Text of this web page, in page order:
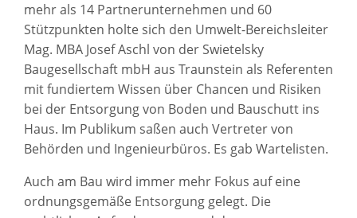
mehr als 14 Partnerunternehmen und 60
Stützpunkten holte sich den Umwelt-Bereichsleiter
Mag. MBA Josef Aschl von der Swietelsky
Baugesellschaft mbH aus Traunstein als Referenten
mit fundiertem Wissen über Chancen und Risiken
bei der Entsorgung von Boden und Bauschutt ins
Haus. Im Publikum saßen auch Vertreter von
Behörden und Ingenieurbüros. Es gab Wartelisten.
Auch am Bau wird immer mehr Fokus auf eine
ordnungsgemäße Entsorgung gelegt. Die